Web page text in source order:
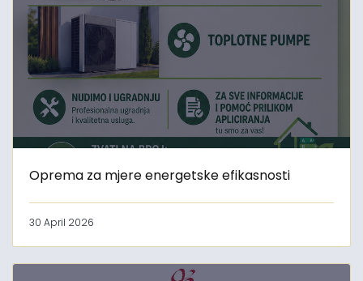
Oprema za mjere energetske efikasnosti
30 April 2026